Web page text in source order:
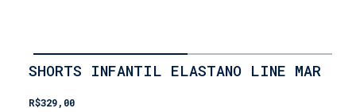
INÍCIO
•
•
SHORTS INFANTIL ELASTANO LINE MAR
R$329,00